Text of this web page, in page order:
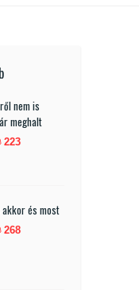
nem is
meghalt
223
és most
268